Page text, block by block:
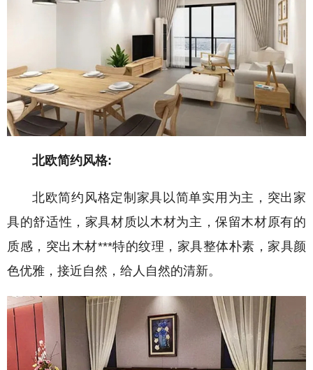
北欧简约风格:
北欧简约风格定制家具以简单实用为主，突出家
具的舒适性，家具材质以木材为主，保留木材原有的
质感，突出木材***特的纹理，家具整体朴素，家具颜
色优雅，接近自然，给人自然的清新。